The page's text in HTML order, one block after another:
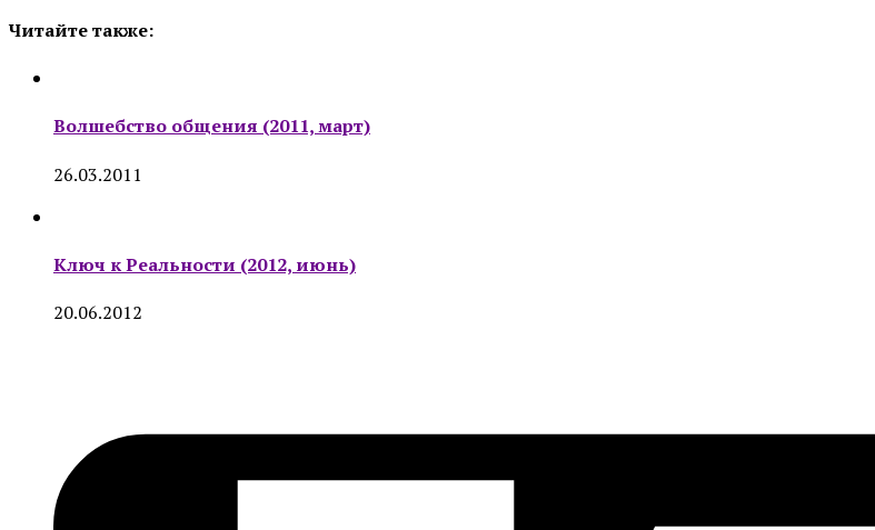
Читайте также:
Волшебство общения (2011, март)
26.03.2011
Ключ к Реальности (2012, июнь)
20.06.2012